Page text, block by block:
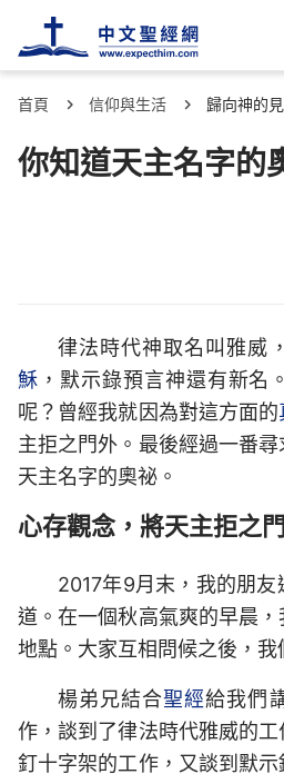
首頁 信仰與生活 歸向神的
你知道天主名字的
律法時代神取名叫雅威，
穌 ，默示錄預言神還有新名
呢？曾經我就因為對這方面的
主拒之門外。最後經過一番
天主名字的奧祕。
心存觀念，將天主拒之
2017年9月末，我的朋
道。在一個秋高氣爽的早晨
地點。大家互相問候之後，我
楊弟兄結合聖經給我們
作，談到了律法時代雅威的
釘十字架的工作，又談到默